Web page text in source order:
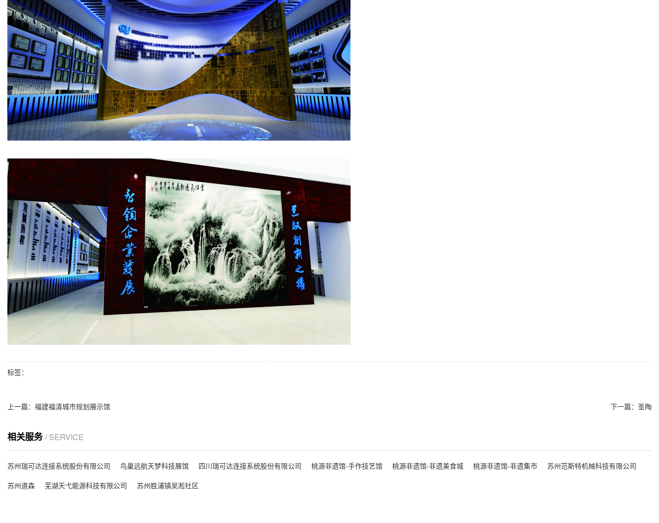
标签：
上一篇： 福建福清城市规划展示馆 下一篇： 圣陶
相关服务/ SERVICE
苏州瑞可达连接系统股份有限公司 鸟巢远航天梦科技展馆 四川瑞可达连接系统股份有限公司 桃源非遗馆-手作技艺馆 桃源非遗馆-非遗美食城 桃源非遗馆-非遗集市
苏州范斯特机械科技有限公司
苏州道森
芜湖天弋能源科技有限公司 苏州胜浦镇吴淞社区